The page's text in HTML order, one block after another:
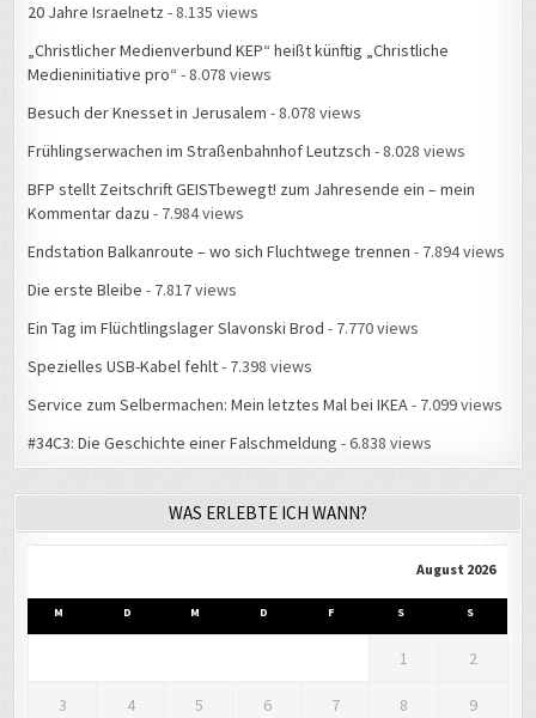
20 Jahre Israelnetz - 8.135 views
„Christlicher Medienverbund KEP“ heißt künftig „Christliche
Medieninitiative pro“ - 8.078 views
Besuch der Knesset in Jerusalem - 8.078 views
Frühlingserwachen im Straßenbahnhof Leutzsch - 8.028 views
BFP stellt Zeitschrift GEISTbewegt! zum Jahresende ein – mein
Kommentar dazu - 7.984 views
Endstation Balkanroute – wo sich Fluchtwege trennen - 7.894 views
Die erste Bleibe - 7.817 views
Ein Tag im Flüchtlingslager Slavonski Brod - 7.770 views
Spezielles USB-Kabel fehlt- 7.398 views
Service zum Selbermachen: Mein letztes Mal bei IKEA- 7.099 views
#34C3: Die Geschichte einer Falschmeldung - 6.838 views
WAS ERLEBTE ICH WANN?
August 2026
M D M D F S S
1 2
3 4 5 6 7 8 9